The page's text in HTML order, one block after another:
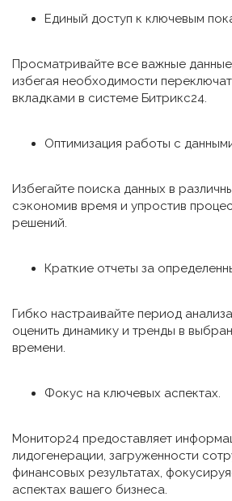
Единый доступ к ключевым
Просматривайте все важные
избегая необходимости
вкладками в системе Битрикс24.
Оптимизация работы с
Избегайте поиска данных в
сэкономив время и упростив
решений.
Краткие отчеты за
Гибко настраивайте период
оценить динамику и тренды в
времени.
Фокус на ключевых аспектах.
Монитор24 предоставляет
лидогенерации, загруженности
финансовых результатах,
аспектах вашего бизнеса.